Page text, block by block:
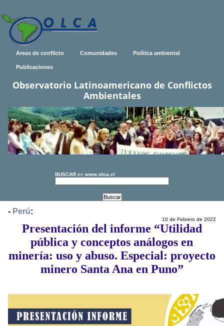
Areas de conflicto Comunidades Política ambiental
Publicaciones
Observatorio Latinoamericano de Conflictos
Ambientales
BUSCAR en www.olca.cl
- Perú:
10 de Febrero de 2022
Presentación del informe “Utilidad
pública y conceptos análogos en
minería: uso y abuso. Especial: proyecto
minero Santa Ana en Puno”